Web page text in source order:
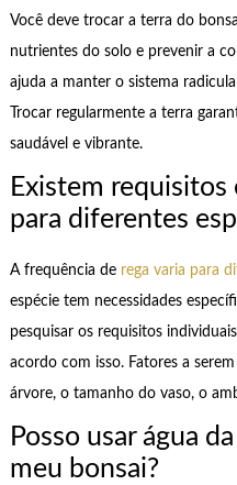
Você deve trocar a terra do
nutrientes do solo e prevenir a
ajuda a manter o sistema
Trocar regularmente a terra
saudável e vibrante.
Existem requisitos
para diferentes
A frequência de rega varia para
espécie tem necessidades
pesquisar os requisitos
acordo com isso. Fatores a
árvore, o tamanho do vaso, o
Posso usar água
meu bonsai?